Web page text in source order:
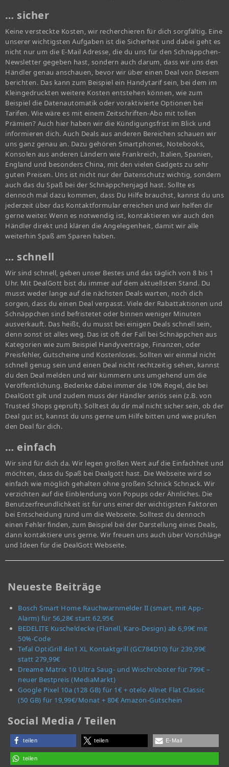
… sicher
Keine versteckte Kosten, wir recherchieren für dich sorgfältig. Eine
unserer wichtigsten Aufgaben ist die Sicherheit und dabei geht es
nicht nur um die E-Mail Adresse, die du uns für den Schnäppchen-
Newsletter gegeben hast, sondern auch darum, dass wir uns den
Händler genau anschauen, bevor wir über einen Deal von Diesem
berichten. Das kann zum Beispiel ein Handytarif sein, bei dem im
Kleingedruckten weitere Kosten entstehen können, wie zum
Beispiel die Datenautomatik oder voraktivierte Optionen bei
Tarifen. Wie wäre es mit einem Zeitschriften-Abo mit tollen
Prämien? Auch hier haben wir die Kündigungsfrist im Blick und
informieren dich. Auch Deals aus anderen Bereichen schauen wir
uns ganz genau an. Dazu gehören Smartphones, Notebooks,
Konsolen aus anderen Ländern wie Frankreich, Italien, Spanien,
England und besonders China, mit den vielen Gadgets zu sehr
guten Preisen. Uns ist nicht nur der Datenschutz wichtig, sondern
auch das du Spaß bei der Schnäppchenjagd hast. Sollte es
dennoch mal dazu kommen, dass Du Hilfe brauchst, kannst du uns
jederzeit über das Kontaktformular erreichen und wir helfen dir
gerne weiter. Wenn es notwendig ist, kontaktieren wir auch den
Händler direkt und klären die Angelegenheit, damit wir alle
weiterhin Spaß am Sparen haben.
… schnell
Wir sind schnell, geben unser Bestes und das täglich von 8 bis 1
Uhr. Mit DealGott bist du immer auf dem aktuellsten Stand. Du
musst weder lange auf die nächsten Deals warten, noch dich
sorgen, dass du einen Deal verpasst. Viele der Rabattaktionen und
Schnäppchen sind befristetet oder binnen weniger Minuten
ausverkauft. Das heißt, du musst bei einigen Deals schnell sein,
denn sonst ist alles weg. Das ist oft der Fall bei Schnäppchen aus
Kategorien wie zum Beispiel Handyverträge, Finanzen, oder
Preisfehler, Gutscheine und Kostenloses. Sollten wir einmal nicht
schnell genug sein und einen Deal nicht rechtzeitig sehen, kannst
du den Deal melden und wir kümmern uns umgehend um die
Veröffentlichung. Bedenke dabei immer die 10% Regel, die bei
DealGott gilt und zudem muss der Händler seriös sein (z.B. von
Trusted Shops geprüft). Solltest du dir mal nicht sicher sein, ob der
Deal gut ist, kannst du uns gerne um Hilfe bitten und wie prüfen
den Deal für dich.
… einfach
Wir sind für dich da. Wir legen großen Wert auf die Einfachheit und
möchten, dass du Spaß bei Dealgott hast. Die Webseite wird so
einfach wie möglich gehalten ohne großen Schnick Schnack. Wir
verzichten auf die Einblendung von Popups oder Ähnliches. Die
Benutzerfreundlichkeit ist für uns einer der wichtigsten Faktoren
bei Entscheidung rund um die Webseite. Solltest du dennoch
einen Fehler finden, zum Beispiel bei der Darstellung eines Deals,
dann kontaktiere uns gerne. Wir freuen uns auch über Vorschläge
und Ideen für die DealGott Webseite.
Neueste Beiträge
Bosch Smart Home Rauchwarnmelder II (smart, mit App-
Alarm) für 56,28€ statt 62,95€
BEDELITE Kuscheldecke (Flanell, Karo-Design) ab 6,99€ mit
50%-Code
Tefal OptiGrill 4in1 XL Kontaktgrill (GC784D10) für 239,99€
statt 279,99€
Dreame Matrix 10 Ultra Saug- und Wischroboter für 799€ –
neuer Bestpreis (MediaMarkt)
Google Pixel 10a (128 GB) für 1€ + otelo Allnet Flat Classic
(50 GB) für 19,99€/Monat + 80€ Amazon-Gutschein
Social Media / Teilen
teilen teilen E-Mail
teilen